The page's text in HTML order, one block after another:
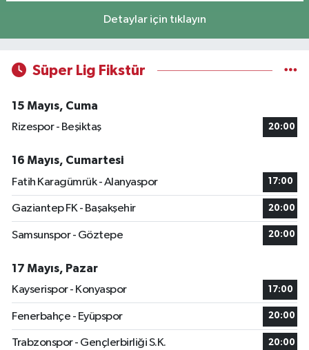
Detaylar için tıklayın
Süper Lig Fikstür
15 Mayıs, Cuma
Rizespor - Beşiktaş
20:00
16 Mayıs, Cumartesi
Fatih Karagümrük - Alanyaspor
17:00
Gaziantep FK - Başakşehir 20:00
Samsunspor - Göztepe 20:00
17 Mayıs, Pazar
Kayserispor - Konyaspor
17:00
Fenerbahçe - Eyüpspor 20:00
Trabzonspor - Gençlerbirliği S.K. 20:00